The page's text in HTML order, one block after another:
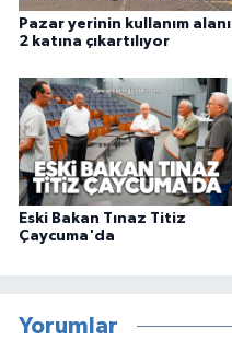
Pazar yerinin kullanım alanı
2 katına çıkartılıyor
Eski Bakan Tınaz Titiz
Çaycuma'da
Yorumlar